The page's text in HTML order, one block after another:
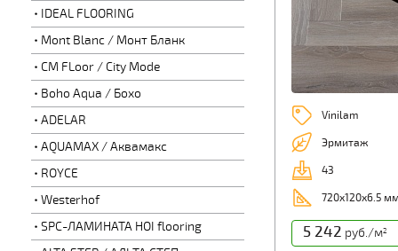
IDEAL FLOORING
Mont Blanc / Монт Бланк
CM FLoor / City Mode
Boho Aqua / Бохо
ADELAR
AQUAMAX / Аквамакс
ROYCE
Westerhof
SPC-ЛАМИНАТА HOI flooring
Vinilam
Эрмитаж
43
720х120х6.5
5 242 руб./м2